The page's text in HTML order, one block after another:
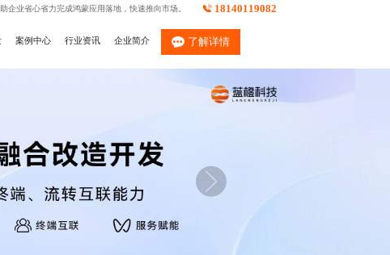
企业省心省力完成鸿蒙应用落地，快速推向市场。 18140119082
案例中心 行业资讯 企业简介 了解详情